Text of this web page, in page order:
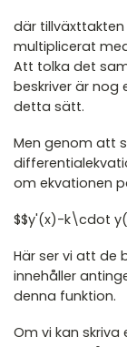
där
multiplicerat
Att tolka det
beskriver är nog
detta sätt.
Men genom att
om ekvationen
$$y'(x)-k\cdot
Här ser vi att de
innehåller
denna funktion.
Om vi kan